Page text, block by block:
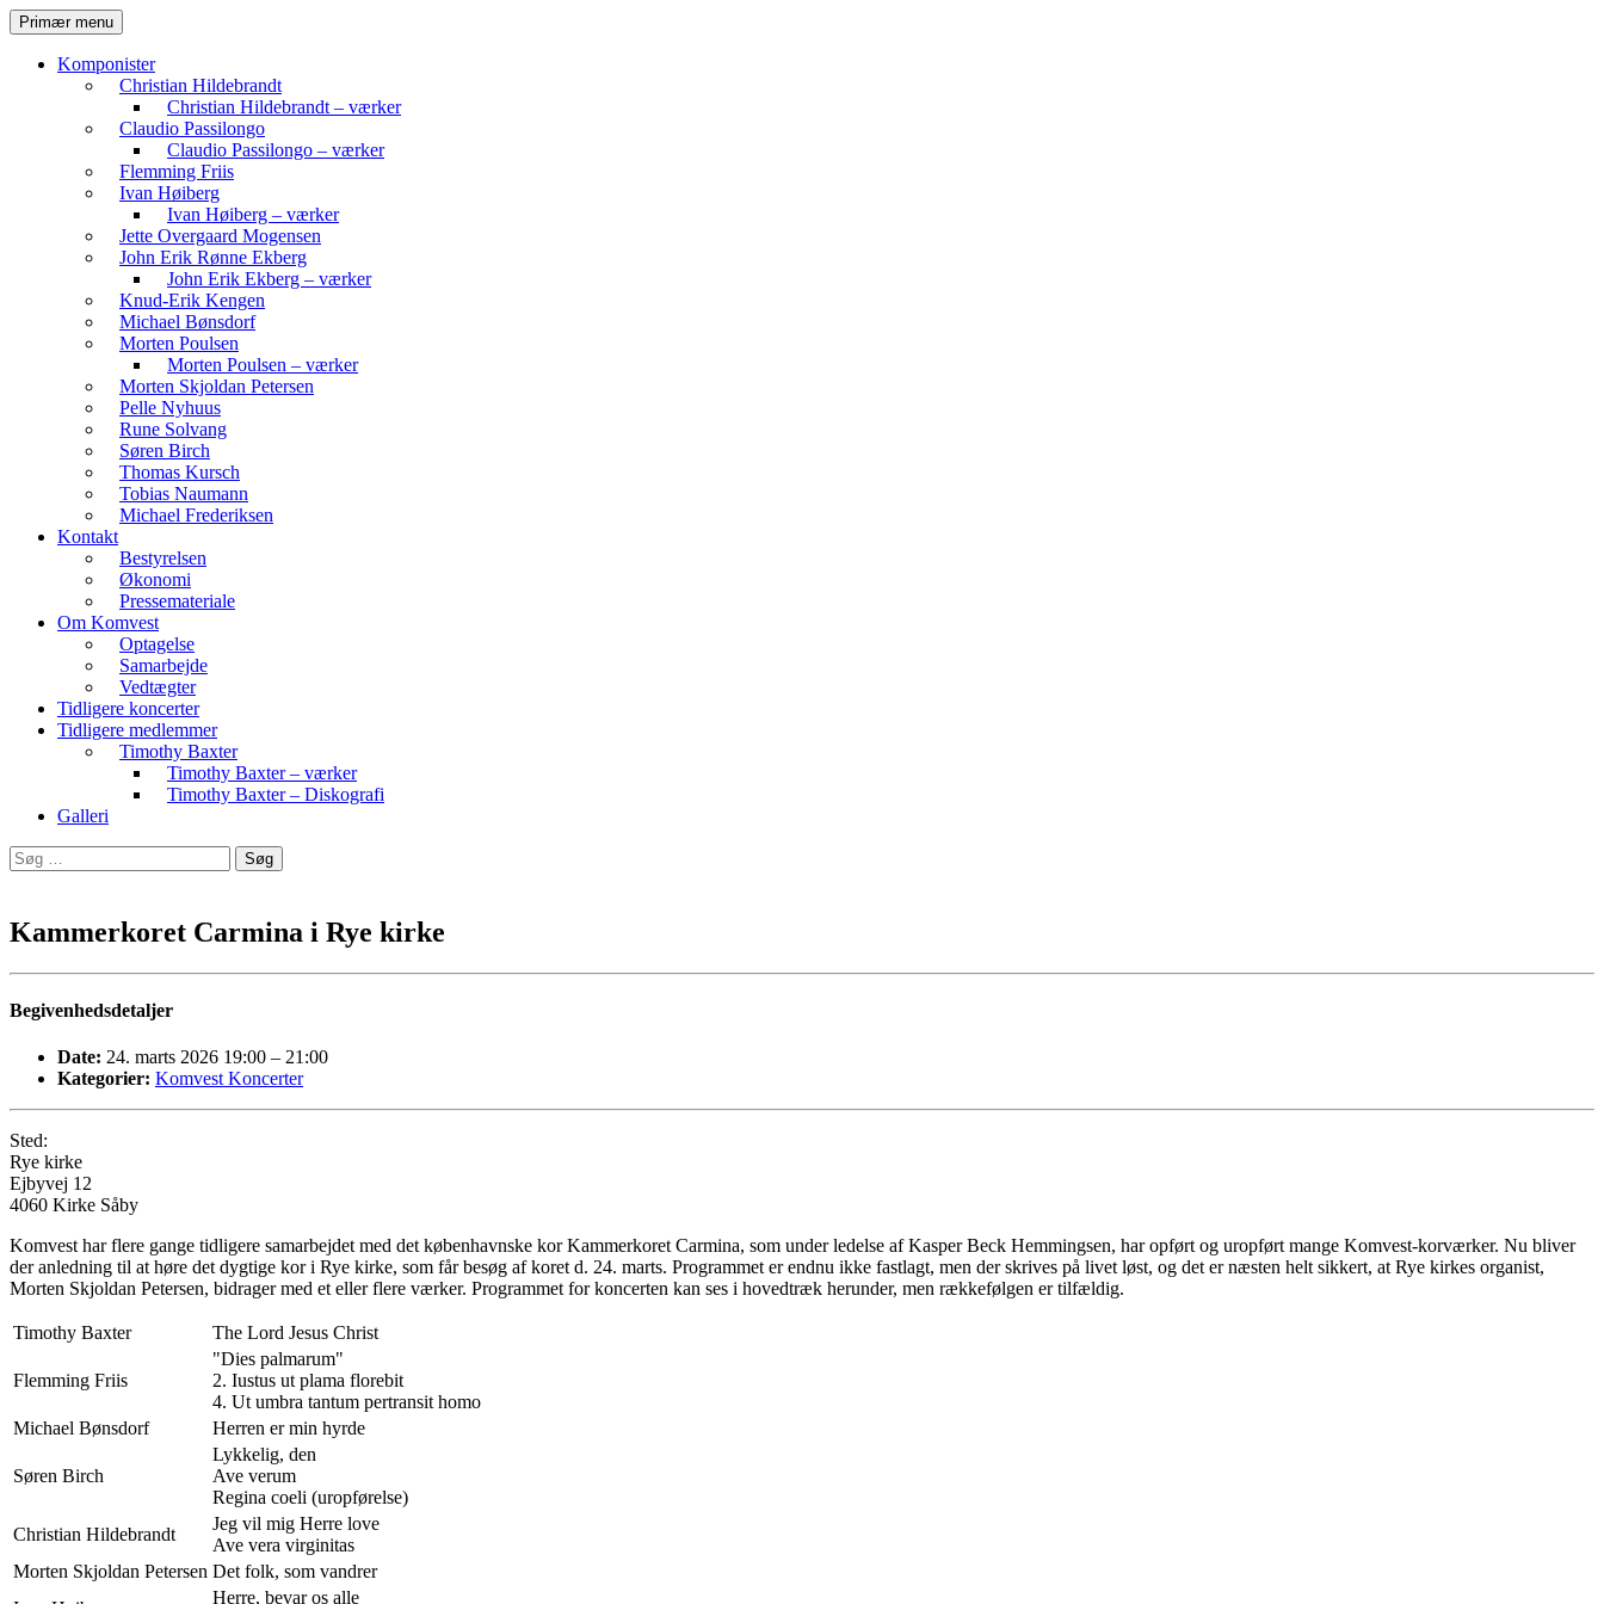
Hop
til
indhold
Komvest
SøgPrimær menu
Komponister
Christian Hildebrandt
Christian Hildebrandt – værker
Claudio Passilongo
Claudio Passilongo – værker
Flemming Friis
Ivan Høiberg
Ivan Høiberg – værker
Jette Overgaard Mogensen
John Erik Rønne Ekberg
John Erik Ekberg – værker
Knud-Erik Kengen
Michael Bønsdorf
Morten Poulsen
Morten Poulsen – værker
Morten Skjoldan Petersen
Pelle Nyhuus
Rune Solvang
Søren Birch
Thomas Kursch
Tobias Naumann
Michael Frederiksen
Kontakt
Bestyrelsen
Økonomi
Pressemateriale
Om Komvest
Optagelse
Samarbejde
Vedtægter
Tidligere koncerter
Tidligere medlemmer
Timothy Baxter
Timothy Baxter – værker
Timothy Baxter – Diskografi
Galleri
Søg
efter:
Kammerkoret Carmina i Rye kirke
Begivenhedsdetaljer
Date: 24. marts 2026 19:00 – 21:00
Kategorier: Komvest Koncerter
Sted:
Rye kirke
Ejbyvej 12
4060 Kirke Såby
Komvest har flere gange tidligere samarbejdet med det københavnske kor Kammerkoret Carmina, som under ledelse af Kasper Beck Hemmingsen, har opført og uropført mange Komvest-korværker. Nu bliver
der anledning til at høre det dygtige kor i Rye kirke, som får besøg af koret d. 24. marts. Programmet er endnu ikke fastlagt, men der skrives på livet løst, og det er næsten helt sikkert, at Rye kirkes organist,
Morten Skjoldan Petersen, bidrager med et eller flere værker. Programmet for koncerten kan ses i hovedtræk herunder, men rækkefølgen er tilfældig.
Timothy Baxter The Lord Jesus Christ
Flemming Friis
"Dies palmarum"
2. Iustus ut plama florebit
4. Ut umbra tantum pertransit homo
Michael Bønsdorf
Herren er min hyrde
Søren Birch
Lykkelig, den
Ave verum
Regina coeli (uropførelse)
Christian Hildebrandt
Jeg vil mig Herre love
Ave vera virginitas
Morten Skjoldan Petersen Det folk, som vandrer
Herre, bevar os alle